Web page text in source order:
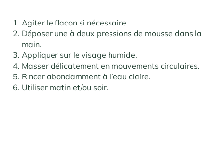
Agiter le flacon si nécessaire.
Déposer une à deux pressions de mousse dans la
main.
Appliquer sur le visage humide.
Masser délicatement en mouvements circulaires.
Rincer abondamment à l’eau claire.
Utiliser matin et/ou soir.